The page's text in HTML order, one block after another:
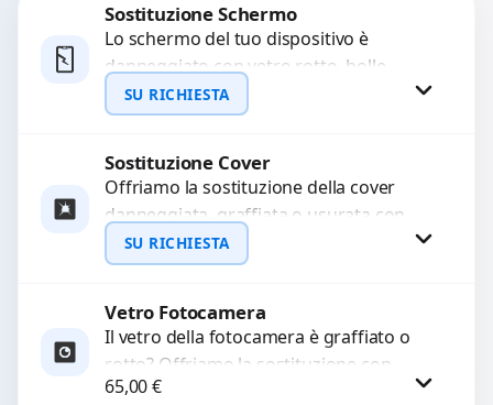
Sostituzione Schermo
Lo schermo del tuo dispositivo è
danneggiato con vetro rotto, bolle,
macchie, schermo nero o pixel morti?
Sostituiamo schermi completi...
SU RICHIESTA
Richiedi Preventivo
WhatsApp
Sostituzione Cover
Offriamo la sostituzione della cover
danneggiata, graffiata o usurata con
ricambi di alta qualità e garantiti.
Ripristiniamo l’aspetto estetico e...
SU RICHIESTA
Richiedi Preventivo
Vetro Fotocamera
Il vetro della fotocamera è graffiato o
rotto? Offriamo la sostituzione con
ricambi di alta qualità garantiti per 3
65,00€